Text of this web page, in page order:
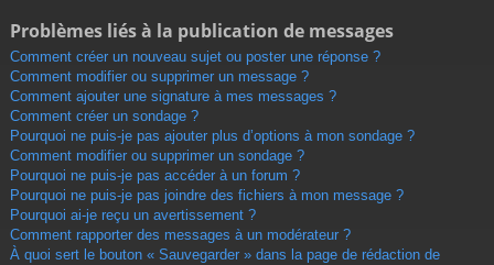
Problèmes liés à la publication de messages
Comment créer un nouveau sujet ou poster une réponse ?
Comment modifier ou supprimer un message ?
Comment ajouter une signature à mes messages ?
Comment créer un sondage ?
Pourquoi ne puis-je pas ajouter plus d’options à mon sondage ?
Comment modifier ou supprimer un sondage ?
Pourquoi ne puis-je pas accéder à un forum ?
Pourquoi ne puis-je pas joindre des fichiers à mon message ?
Pourquoi ai-je reçu un avertissement ?
Comment rapporter des messages à un modérateur ?
À quoi sert le bouton « Sauvegarder » dans la page de rédaction de